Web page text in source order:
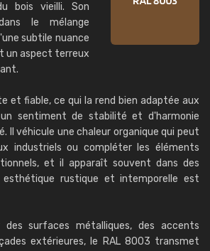
bois vieilli. Son
le mélange
subtile nuance
un aspect terreux
et fiable, ce qui la rend bien adaptée aux
sentiment de stabilité et d'harmonie
Il véhicule une chaleur organique qui peut
industriels ou compléter les éléments
et il apparaît souvent dans des
esthétique rustique et intemporelle est
surfaces métalliques, des accents
extérieures, le RAL 8003 transmet